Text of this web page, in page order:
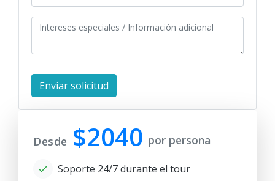
Desde $2040 por persona
Soporte 24/7 durante el tour